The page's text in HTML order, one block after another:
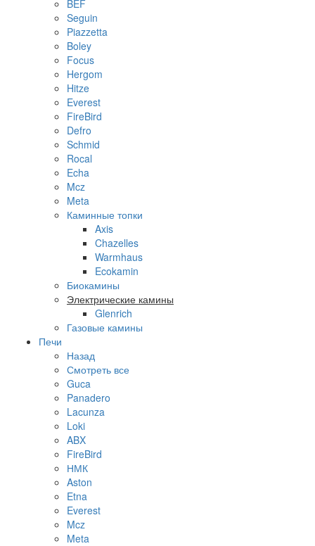
BEF
Seguin
Piazzetta
Boley
Focus
Hergom
Hitze
Everest
FireBird
Defro
Schmid
Rocal
Echa
Mcz
Meta
Каминные топки
Axis
Chazelles
Warmhaus
Ecokamin
Биокамины
Электрические камины
Glenrich
Газовые камины
Печи
Назад
Смотреть все
Guca
Panadero
Lacunza
Loki
ABX
FireBird
НМК
Aston
Etna
Everest
Mcz
Meta